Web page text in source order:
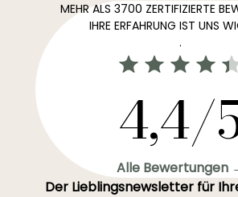
MEHR ALS 3700 ZERTIFIZIERTE
IHRE ERFAHRUNG IST UNS
.
4,4/
Alle Bewertungen
Der Lieblingsnewsletter für